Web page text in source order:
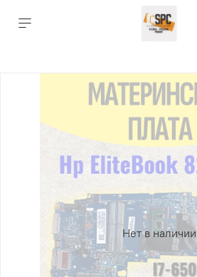
Нет в наличии